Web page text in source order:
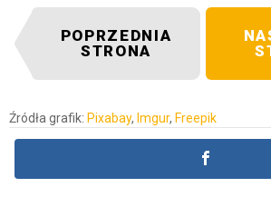
POPRZEDNIA
STRONA
Źródła grafik: Pixabay, Imgur, Freepik